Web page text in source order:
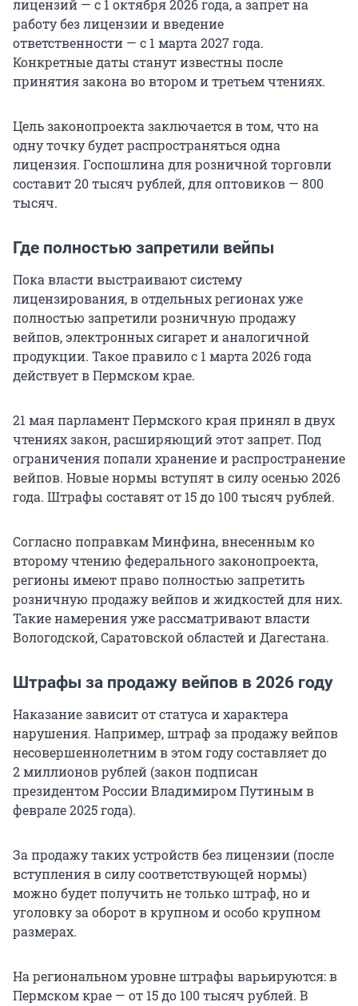
лицензий — с 1 октября 2026 года, а запрет на
работу без лицензии и введение
ответственности — с 1 марта 2027 года.
Конкретные даты станут известны после
принятия закона во втором и третьем чтениях.
Цель законопроекта заключается в том, что на
одну точку будет распространяться одна
лицензия. Госпошлина для розничной торговли
составит 20 тысяч рублей, для оптовиков — 800
тысяч.
Где полностью запретили вейпы
Пока власти выстраивают систему
лицензирования, в отдельных регионах уже
полностью запретили розничную продажу
вейпов, электронных сигарет и аналогичной
продукции. Такое правило с 1 марта 2026 года
действует в Пермском крае.
21 мая парламент Пермского края принял в двух
чтениях закон, расширяющий этот запрет. Под
ограничения попали хранение и распространение
вейпов. Новые нормы вступят в силу осенью 2026
года. Штрафы составят от 15 до 100 тысяч рублей.
Согласно поправкам Минфина, внесенным ко
второму чтению федерального законопроекта,
регионы имеют право полностью запретить
розничную продажу вейпов и жидкостей для них.
Такие намерения уже рассматривают власти
Вологодской, Саратовской областей и Дагестана.
Штрафы за продажу вейпов в 2026 году
Наказание зависит от статуса и характера
нарушения. Например, штраф за продажу вейпов
несовершеннолетним в этом году составляет до
2 миллионов рублей (закон подписан
президентом России Владимиром Путиным в
феврале 2025 года).
За продажу таких устройств без лицензии (после
вступления в силу соответствующей нормы)
можно будет получить не только штраф, но и
уголовку за оборот в крупном и особо крупном
размерах.
На региональном уровне штрафы варьируются: в
Пермском крае — от 15 до 100 тысяч рублей. В